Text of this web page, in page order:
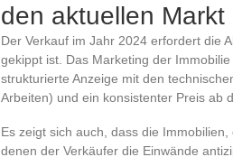
den aktuellen Markt
Der Verkauf im Jahr 2024 erfordert die
gekippt ist. Das Marketing der
strukturierte Anzeige mit den
Arbeiten) und ein konsistenter Preis ab
Es zeigt sich auch, dass die
denen der Verkäufer die Einwände